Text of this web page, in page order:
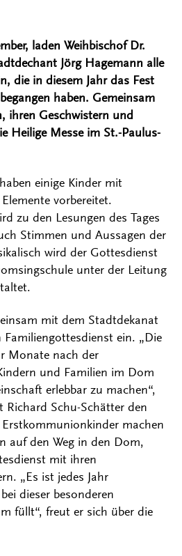
laden Weihbischof Dr.
Jörg Hagemann alle
die in diesem Jahr das Fest
haben. Gemeinsam
ihren Geschwistern und
Heilige Messe im St.-Paulus-
einige Kinder mit
vorbereitet.
zu den Lesungen des Tages
Stimmen und Aussagen der
wird der Gottesdienst
unter der Leitung
mit dem Stadtdekanat
Familiengottesdienst ein. „Die
Monate nach der
und Familien im Dom
erlebbar zu machen“,
Richard Schu-Schätter den
machen
auf den Weg in den Dom,
mit ihren
„Es ist jedes Jahr
dieser besonderen
füllt“, freut er sich über die